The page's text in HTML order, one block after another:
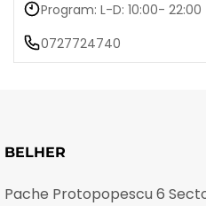
Program: L-D: 10:00- 22:00
0727724740
BELHER
Pache Protopopescu 6